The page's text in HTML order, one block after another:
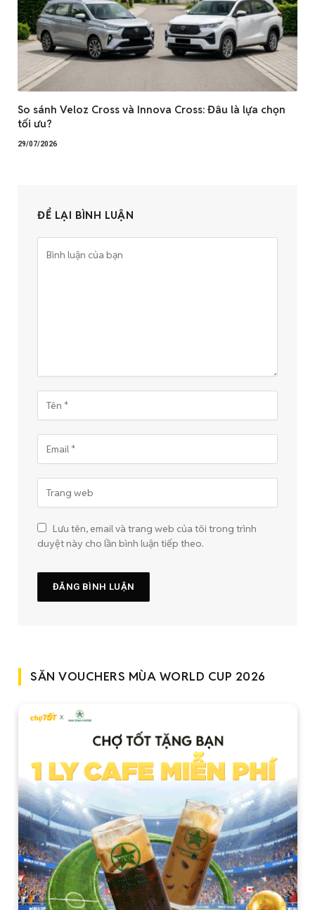
So sánh Veloz Cross và Innova Cross: Đâu là lựa chọn
tối ưu?
29/07/2026
ĐỂ LẠI BÌNH LUẬN
Lưu tên, email và trang web của tôi trong trình
duyệt này cho lần bình luận tiếp theo.
SĂN VOUCHERS MÙA WORLD CUP 2026